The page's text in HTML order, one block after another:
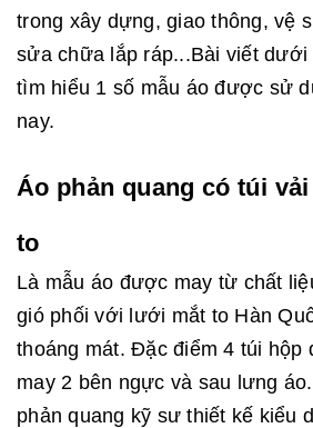
trong xây dựng, giao thông, vệ
sửa chữa lắp ráp...Bài viết dưới
tìm hiểu 1 số mẫu áo được sử
nay.
Áo phản quang có túi
to
Là mẫu áo được may từ chất
gió phối với lưới mắt to Hàn
thoáng mát. Đặc điểm 4 túi hộp
may 2 bên ngực và sau lưng
phản quang kỹ sư thiết kế kiểu